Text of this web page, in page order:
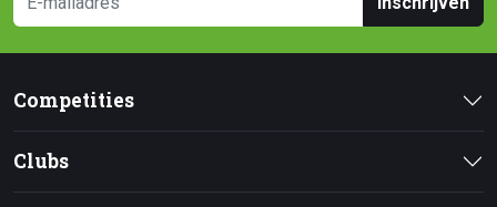
Competities
Clubs